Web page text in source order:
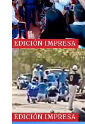
EDICIÓN IMPRESA
EDICIÓN IMPRESA